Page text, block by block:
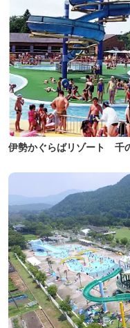
伊勢かぐらばリゾート 千